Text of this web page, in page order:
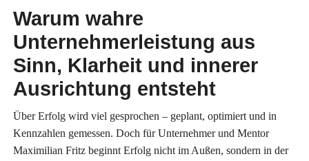
Warum wahre
Unternehmerleistung aus
Sinn, Klarheit und innerer
Ausrichtung entsteht
Über Erfolg wird viel gesprochen – geplant, optimiert und in
Kennzahlen gemessen. Doch für Unternehmer und Mentor
Maximilian Fritz beginnt Erfolg nicht im Außen, sondern in der